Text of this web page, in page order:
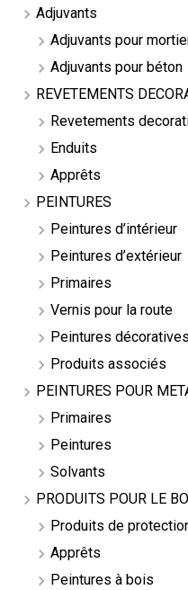
Adjuvants
Adjuvants pour
Adjuvants pour béton
REVETEMENTS
Revetements
Enduits
Apprêts
PEINTURES
Peintures d’intérieur
Peintures d’extérieur
Primaires
Vernis pour la route
Peintures décoratives
Produits associés
PEINTURES POUR
Primaires
Peintures
Solvants
PRODUITS POUR LE
Produits de
Apprêts
Peintures à bois